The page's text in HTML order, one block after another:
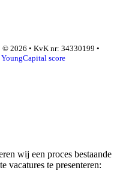
2026 • KvK nr: 34330199 •
YoungCapital score
wij een proces bestaande
vacatures te presenteren: